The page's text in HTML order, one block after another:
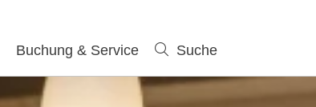
Buchung & Service Suche